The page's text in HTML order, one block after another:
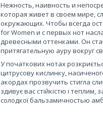
Нежность, наивность и
которая живет в своем мире,
окружающих. Чтобы всегда
for Women и с первых нот
древесными оттенками. Он
притягательную ауру вокруг
У початкових нотах
цитрусову кислинку,
акордах прозвучить стигла
здивує вас стійкістю і теплим,
солодкої бальзамичностью